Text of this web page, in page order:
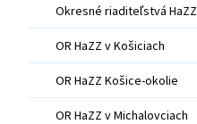
Okresné riaditeľstvá HaZZ
OR HaZZ v Košiciach
OR HaZZ Košice-okolie
OR HaZZ v Michalovciach